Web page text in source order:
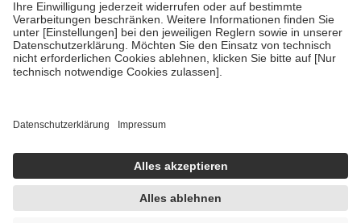
• Untersuchungen zur Vorsorge und Früherkennung, die von der
GKV getragen werden
• empfohlenen Schutzimpfungen
• Harn- und Blutteststreifen
getroffen, um sicherzustellen, dass es sich um echte Bewertungen
https://help.etrusted.com/hc/de/articles/4419944605341
Einige Bilder und Inhalte wurden unter Zuhilfenahme künstlicher